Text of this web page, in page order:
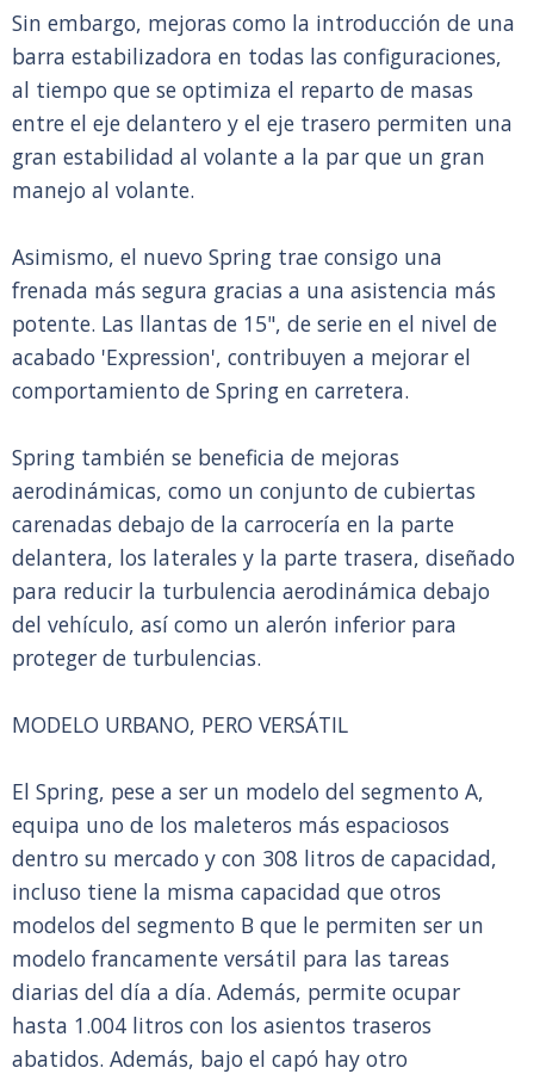
Sin embargo, mejoras como la introducción de una
barra estabilizadora en todas las configuraciones,
al tiempo que se optimiza el reparto de masas
entre el eje delantero y el eje trasero permiten una
gran estabilidad al volante a la par que un gran
manejo al volante.
Asimismo, el nuevo Spring trae consigo una
frenada más segura gracias a una asistencia más
potente. Las llantas de 15", de serie en el nivel de
acabado 'Expression', contribuyen a mejorar el
comportamiento de Spring en carretera.
Spring también se beneficia de mejoras
aerodinámicas, como un conjunto de cubiertas
carenadas debajo de la carrocería en la parte
delantera, los laterales y la parte trasera, diseñado
para reducir la turbulencia aerodinámica debajo
del vehículo, así como un alerón inferior para
proteger de turbulencias.
MODELO URBANO, PERO VERSÁTIL
El Spring, pese a ser un modelo del segmento A,
equipa uno de los maleteros más espaciosos
dentro su mercado y con 308 litros de capacidad,
incluso tiene la misma capacidad que otros
modelos del segmento B que le permiten ser un
modelo francamente versátil para las tareas
diarias del día a día. Además, permite ocupar
hasta 1.004 litros con los asientos traseros
abatidos. Además, bajo el capó hay otro